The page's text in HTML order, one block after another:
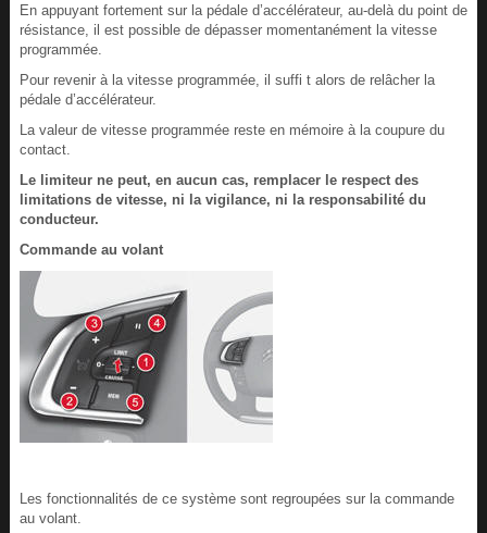
En appuyant fortement sur la pédale d’accélérateur, au-delà du point de
résistance, il est possible de dépasser momentanément la vitesse
programmée.
Pour revenir à la vitesse programmée, il suffi t alors de relâcher la
pédale d’accélérateur.
La valeur de vitesse programmée reste en mémoire à la coupure du
contact.
Le limiteur ne peut, en aucun cas, remplacer le respect des
limitations de vitesse, ni la vigilance, ni la responsabilité du
conducteur.
Commande au volant
Les fonctionnalités de ce système sont regroupées sur la commande
au volant.